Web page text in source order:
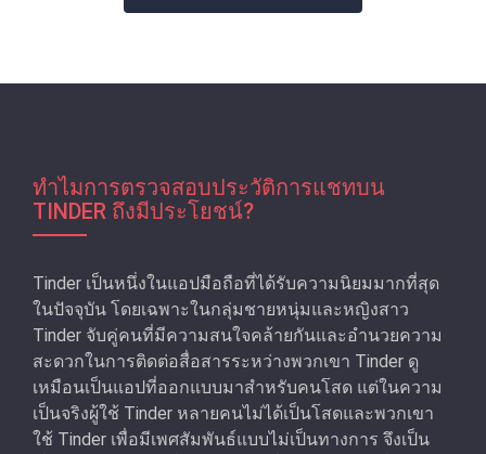
ทำไมการตรวจสอบประวัติการแชทบน
TINDER ถึงมีประโยชน์?
Tinder เป็นหนึ่งในแอปมือถือที่ได้รับความนิยมมากที่สุด
ในปัจจุบัน โดยเฉพาะในกลุ่มชายหนุ่มและหญิงสาว
Tinder จับคู่คนที่มีความสนใจคล้ายกันและอํานวยความ
สะดวกในการติดต่อสื่อสารระหว่างพวกเขา Tinder ดู
เหมือนเป็นแอปที่ออกแบบมาสําหรับคนโสด แต่ในความ
เป็นจริงผู้ใช้ Tinder หลายคนไม่ได้เป็นโสดและพวกเขา
ใช้ Tinder เพื่อมีเพศสัมพันธ์แบบไม่เป็นทางการ จึงเป็น